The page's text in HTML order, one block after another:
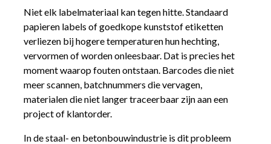
Niet elk labelmateriaal kan tegen hitte. Standaard
papieren labels of goedkope kunststof etiketten
verliezen bij hogere temperaturen hun hechting,
vervormen of worden onleesbaar. Dat is precies het
moment waarop fouten ontstaan. Barcodes die niet
meer scannen, batchnummers die vervagen,
materialen die niet langer traceerbaar zijn aan een
project of klantorder.
In de staal- en betonbouwindustrie is dit probleem